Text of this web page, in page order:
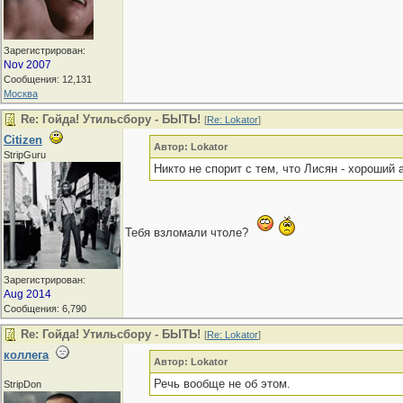
Зарегистрирован:
Nov 2007
Сообщения: 12,131
Москва
Re: Гойда! Утильсбору - БЫТЬ! [Re: Lokator]
Citizen
StripGuru
Зарегистрирован:
Aug 2014
Сообщения: 6,790
Автор: Lokator
Никто не спорит с тем, что Лисян - хороший
Тебя взломали чтоле?
Re: Гойда! Утильсбору - БЫТЬ! [Re: Lokator]
коллега
StripDon
Автор: Lokator
Речь вообще не об этом.